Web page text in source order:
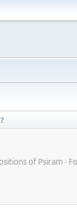
of Psiram